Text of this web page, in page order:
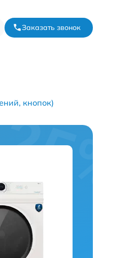
Заказать звонок
кнопок)